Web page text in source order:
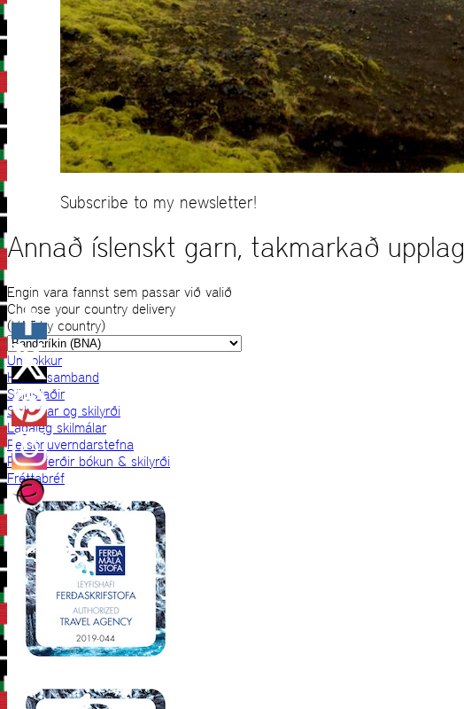
Subscribe to my newsletter!
Annað íslenskt garn, takmarkað upplag
Engin vara fannst sem passar við valið
Choose your country delivery
(VAT by country)
Um okkur
Hafðu samband
Sölustaðir
Skilmálar og skilyrði
Lagaleg skilmálar
Persónuverndarstefna
Prjónaferðir bókun & skilyrði
Fréttabréf